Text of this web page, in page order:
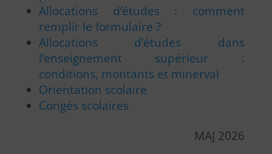
Allocations d’études : comment
remplir le formulaire ?
Allocations d’études dans
l’enseignement supérieur :
conditions, montants et minerval
Orientation scolaire
Congés scolaires
MAJ 2026